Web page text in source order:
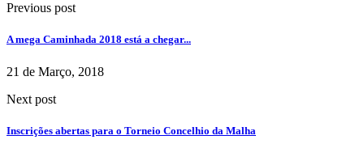
Previous post
A mega Caminhada 2018 está a chegar...
21 de Março, 2018
Next post
Inscrições abertas para o Torneio Concelhio da Malha